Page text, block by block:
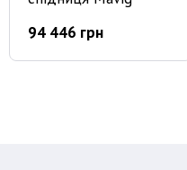
94 446 грн